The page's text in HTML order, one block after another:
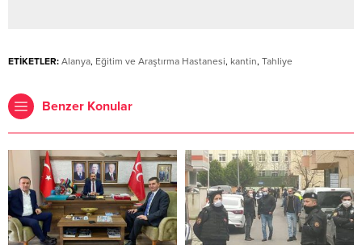
ETİKETLER: Alanya, Eğitim ve Araştırma Hastanesi, kantin, Tahliye
Benzer Konular